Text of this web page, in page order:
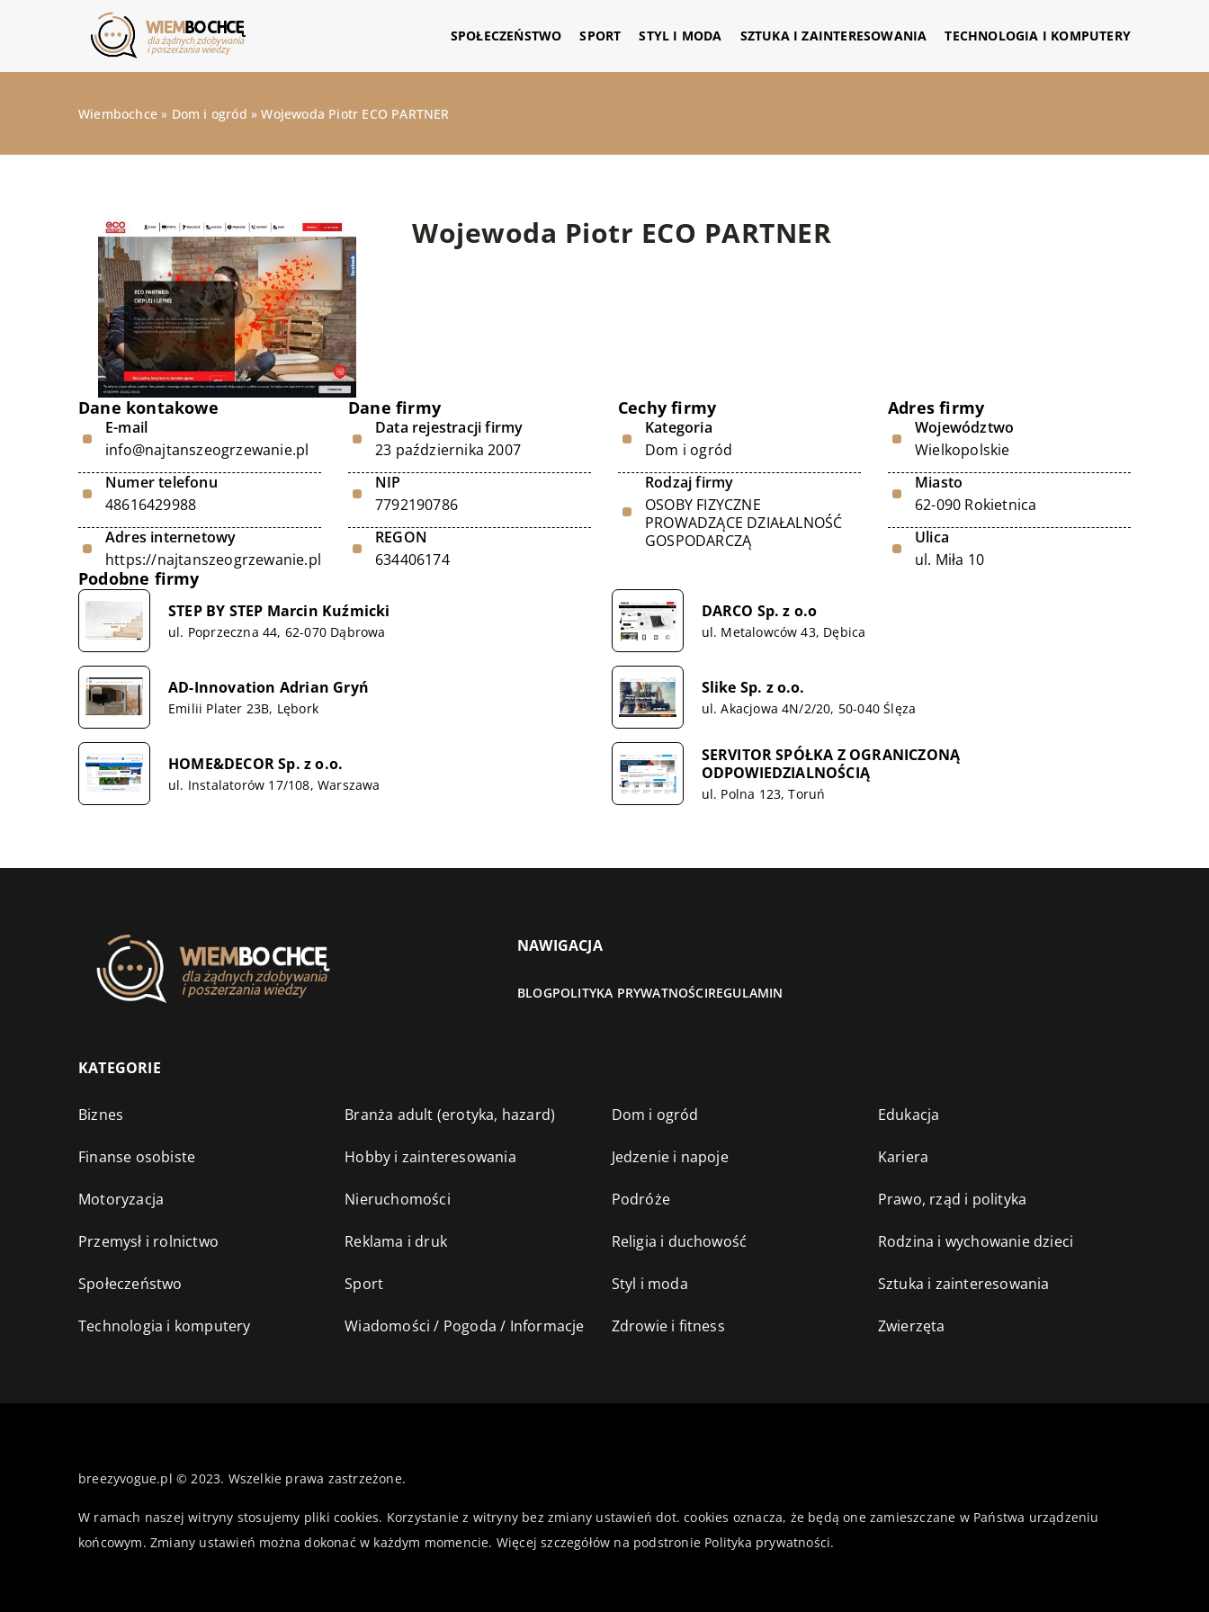
SPOŁECZEŃSTWO SPORT STYL I MODA SZTUKA I ZAINTERESOWANIA TECHNOLOGIA I KOMPUTERY
Wiembochce » Dom i ogród »Wojewoda Piotr ECO PARTNER
Wojewoda Piotr ECO PARTNER
Dane kontakowe
E-mail
info@najtanszeogrzewanie.pl
Numer telefonu
48616429988
Adres internetowy
https://najtanszeogrzewanie.pl
Dane firmy
Data rejestracji firmy
23 października 2007
NIP
7792190786
REGON
634406174
Cechy firmy
Kategoria
Dom i ogród
Rodzaj firmy
OSOBY FIZYCZNE
PROWADZĄCE DZIAŁALNOŚĆ
GOSPODARCZĄ
Adres firmy
Województwo
Wielkopolskie
Miasto
62-090 Rokietnica
Ulica
ul. Miła 10
Podobne firmy
STEP BY STEP Marcin Kuźmicki
ul. Poprzeczna 44, 62-070 Dąbrowa
DARCO Sp. z o.o
ul. Metalowców 43, Dębica
AD-Innovation Adrian Gryń
Emilii Plater 23B, Lębork
Slike Sp. z o.o.
ul. Akacjowa 4N/2/20, 50-040 Ślęza
HOME&DECOR Sp. z o.o.
ul. Instalatorów 17/108, Warszawa
SERVITOR SPÓŁKA Z OGRANICZONĄ
ODPOWIEDZIALNOŚCIĄ
ul. Polna 123, Toruń
NAWIGACJA
BLOGPOLITYKA PRYWATNOŚCIREGULAMIN
KATEGORIE
Biznes Branża adult (erotyka, hazard) Dom i ogród Edukacja
Finanse osobiste Hobby i zainteresowania Jedzenie i napoje Kariera
Motoryzacja Nieruchomości Podróże Prawo, rząd i polityka
Przemysł i rolnictwo Reklama i druk Religia i duchowość Rodzina i wychowanie dzieci
Społeczeństwo Sport Styl i moda Sztuka i zainteresowania
Technologia i komputery Wiadomości / Pogoda / Informacje Zdrowie i fitness Zwierzęta
breezyvogue.pl © 2023. Wszelkie prawa zastrzeżone.
W ramach naszej witryny stosujemy pliki cookies. Korzystanie z witryny bez zmiany ustawień dot. cookies oznacza, że będą one zamieszczane w Państwa urządzeniu
końcowym. Zmiany ustawień można dokonać w każdym momencie. Więcej szczegółów na podstronie Polityka prywatności.